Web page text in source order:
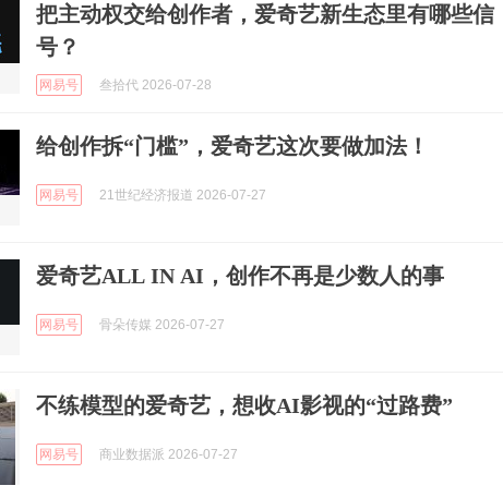
把主动权交给创作者，爱奇艺新生态里有哪些信
号？
网易号 叁拾代 2026-07-28
给创作拆“门槛”，爱奇艺这次要做加法！
网易号 21世纪经济报道 2026-07-27
爱奇艺ALL IN AI，创作不再是少数人的事
网易号 骨朵传媒 2026-07-27
不练模型的爱奇艺，想收AI影视的“过路费”
网易号 商业数据派 2026-07-27